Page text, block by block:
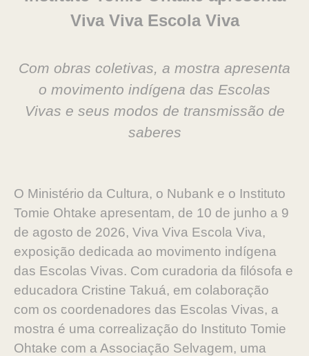
Viva Viva Escola Viva
Com obras coletivas, a mostra apresenta
o movimento indígena das Escolas
Vivas e seus modos de transmissão de
saberes
O Ministério da Cultura, o Nubank e o Instituto
Tomie Ohtake apresentam, de 10 de junho a 9
de agosto de 2026, Viva Viva Escola Viva,
exposição dedicada ao movimento indígena
das Escolas Vivas. Com curadoria da filósofa e
educadora Cristine Takuá, em colaboração
com os coordenadores das Escolas Vivas, a
mostra é uma correalização do Instituto Tomie
Ohtake com a Associação Selvagem, uma